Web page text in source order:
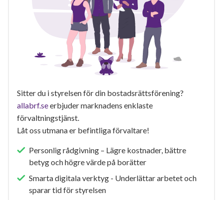
Sitter du i styrelsen för din bostadsrättsförening?
allabrf.seerbjuder marknadens enklaste
förvaltningstjänst.
Låt oss utmana er befintliga förvaltare!
Personlig rådgivning – Lägre kostnader, bättre
betyg och högre värde på borätter
Smarta digitala verktyg - Underlättar arbetet och
sparar tid för styrelsen